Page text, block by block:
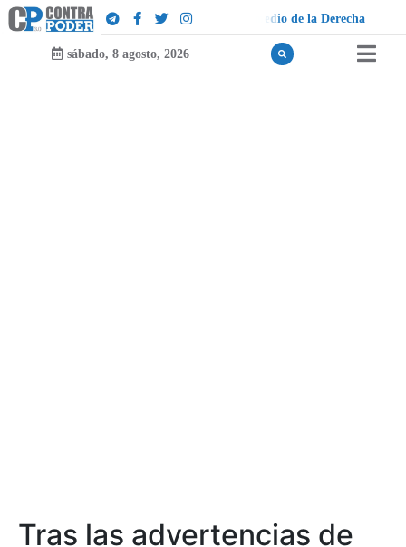
e la Derecha
sábado, 8 agosto, 2026
Tras las advertencias de